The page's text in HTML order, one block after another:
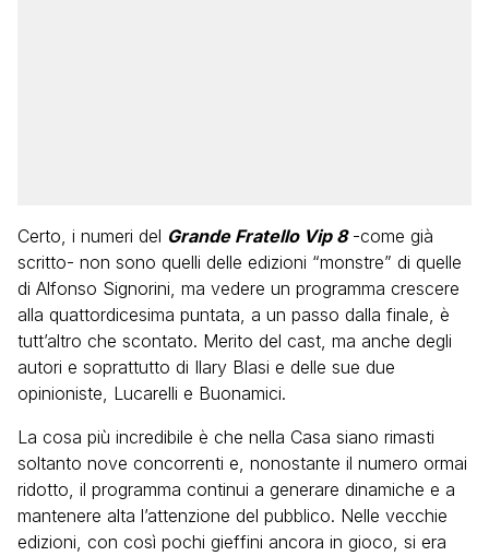
Certo, i numeri del Grande Fratello Vip 8-come già
scritto- non sono quelli delle edizioni “monstre” di quelle
di Alfonso Signorini, ma vedere un programma crescere
alla quattordicesima puntata, a un passo dalla finale, è
tutt’altro che scontato. Merito del cast, ma anche degli
autori e soprattutto di Ilary Blasi e delle sue due
opinioniste, Lucarelli e Buonamici.
La cosa più incredibile è che nella Casa siano rimasti
soltanto nove concorrenti e, nonostante il numero ormai
ridotto, il programma continui a generare dinamiche e a
mantenere alta l’attenzione del pubblico. Nelle vecchie
edizioni, con così pochi gieffini ancora in gioco, si era